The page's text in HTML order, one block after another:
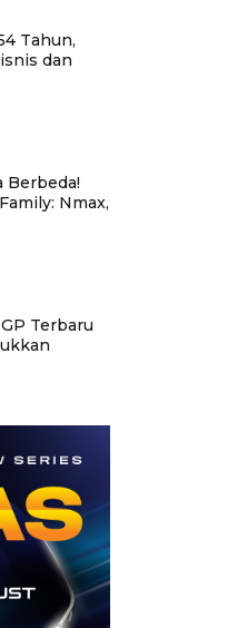
Tahun,
dan
Berbeda!
Nmax,
Terbaru